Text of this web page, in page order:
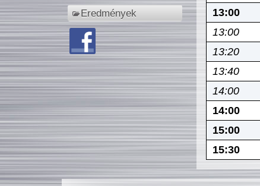
Eredmények
13:00
13:00
13:20
13:40
14:00
14:00
15:00
15:30